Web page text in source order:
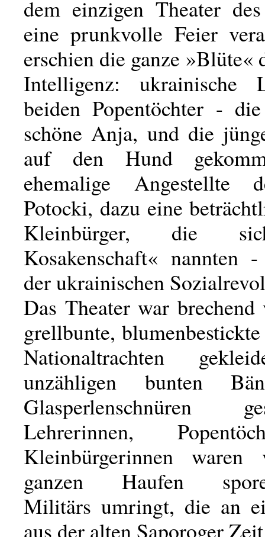
dem einzigen Theater
eine prunkvolle Feier
erschien die ganze »Blüte«
Intelligenz: ukrainische
beiden Popentöchter -
schöne Anja, und die
auf den Hund
ehemalige Angestellte
Potocki, dazu eine
Kleinbürger, die
Kosakenschaft« nannten
der ukrainischen
Das Theater war
grellbunte,
Nationaltrachten
unzähligen bunten
Glasperlenschnüren
Lehrerinnen,
Kleinbürgerinnen waren
ganzen Haufen
Militärs umringt, die an
aus der alten Saporoger